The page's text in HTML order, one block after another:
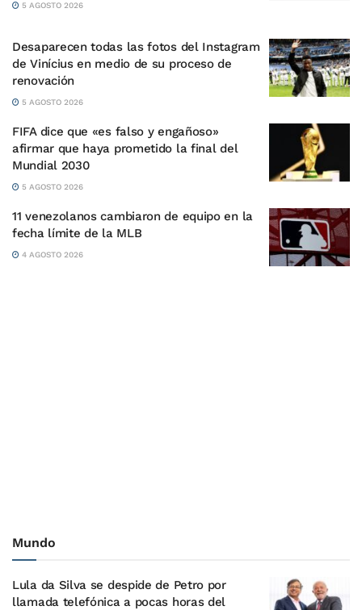
5 AGOSTO 2026
Desaparecen todas las fotos del Instagram
de Vinícius en medio de su proceso de
renovación
5 AGOSTO 2026
FIFA dice que «es falso y engañoso»
afirmar que haya prometido la final del
Mundial 2030
5 AGOSTO 2026
11 venezolanos cambiaron de equipo en la
fecha límite de la MLB
4 AGOSTO 2026
Mundo
Lula da Silva se despide de Petro por
llamada telefónica a pocas horas del